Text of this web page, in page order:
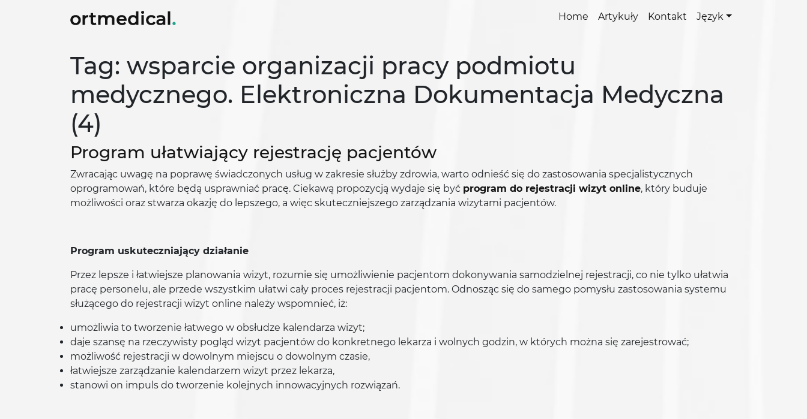
Home Artykuły Kontakt Język
Tag: wsparcie organizacji pracy podmiotu
medycznego. Elektroniczna Dokumentacja Medyczna
(4)
Program ułatwiający rejestrację pacjentów
Zwracając uwagę na poprawę świadczonych usług w zakresie służby zdrowia, warto odnieść się do zastosowania specjalistycznych
oprogramowań, które będą usprawniać pracę. Ciekawą propozycją wydaje się być program do rejestracji wizyt online, który buduje
możliwości oraz stwarza okazję do lepszego, a więc skuteczniejszego zarządzania wizytami pacjentów.
Program uskuteczniający działanie
Przez lepsze i łatwiejsze planowania wizyt, rozumie się umożliwienie pacjentom dokonywania samodzielnej rejestracji, co nie tylko ułatwia
pracę personelu, ale przede wszystkim ułatwi cały proces rejestracji pacjentom. Odnosząc się do samego pomysłu zastosowania systemu
służącego do rejestracji wizyt online należy wspomnieć, iż:
umożliwia to tworzenie łatwego w obsłudze kalendarza wizyt;
daje szansę na rzeczywisty pogląd wizyt pacjentów do konkretnego lekarza i wolnych godzin, w których można się zarejestrować;
możliwość rejestracji w dowolnym miejscu o dowolnym czasie,
łatwiejsze zarządzanie kalendarzem wizyt przez lekarza,
stanowi on impuls do tworzenie kolejnych innowacyjnych rozwiązań.